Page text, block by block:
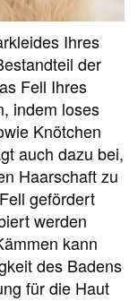
Ihres
der
Fell Ihres
indem loses
Knötchen
auch dazu bei,
Haarschaft zu
gefördert
werden
kann
des Badens
für die Haut